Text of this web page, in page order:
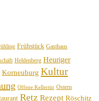
Frühstück Gasthaus
Heldenberg Heuriger
Korneuburg Kultur
Offene Kellertür Ostern
Retz Rezept Röschitz